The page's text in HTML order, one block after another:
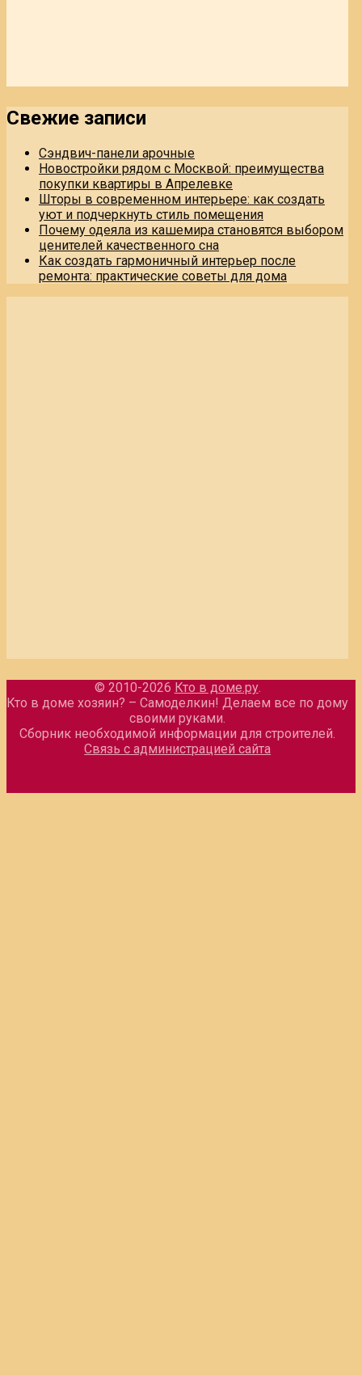
Свежие записи
Сэндвич-панели арочные
Новостройки рядом с Москвой: преимущества
покупки квартиры в Апрелевке
Шторы в современном интерьере: как создать
уют и подчеркнуть стиль помещения
Почему одеяла из кашемира становятся выбором
ценителей качественного сна
Как создать гармоничный интерьер после
ремонта: практические советы для дома
© 2010-2026 Кто в доме.ру.
Кто в доме хозяин? – Самоделкин! Делаем все по дому
своими руками.
Сборник необходимой информации для строителей.
Связь с администрацией сайта